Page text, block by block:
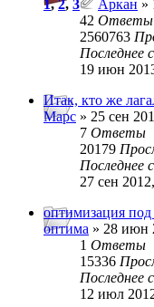
1,2, 3 Аркан »
42 Ответы
2560763
Последнее
19 июн
Итак, кто же
Mapc » 25 сен
7 Ответы
20179
Последнее
27 сен
оптимизация
оптима » 28 июн
1 Ответы
15336
Последнее
12 июл